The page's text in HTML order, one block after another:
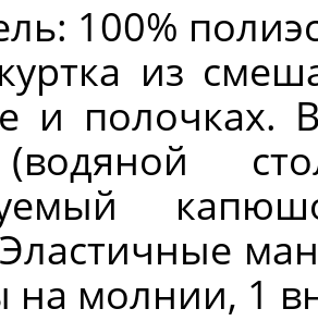
: 100%
из
и полочках.
(водяной
Эластичные
на молнии, 1